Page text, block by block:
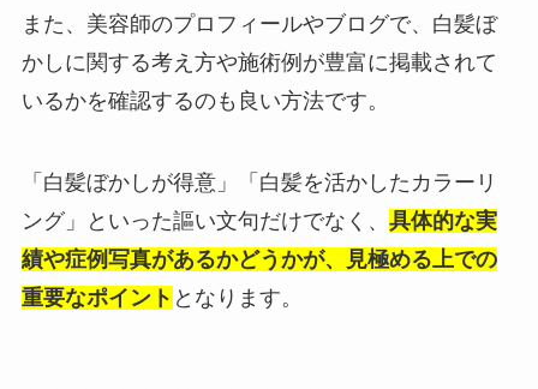
また、美容師のプロフィールやブログで、白髪ぼ
かしに関する考え方や施術例が豊富に掲載されて
いるかを確認するのも良い方法です。
「白髪ぼかしが得意」「白髪を活かしたカラーリ
ング」といった謳い文句だけでなく、 具体的な実
績や症例写真があるかどうかが、見極める上での
重要なポイント となります。